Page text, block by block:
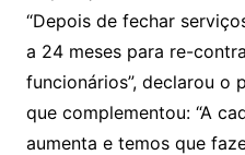
“Depois de fechar
a 24 meses para re-
funcionários”, declarou o
que complementou: “A
aumenta e temos que